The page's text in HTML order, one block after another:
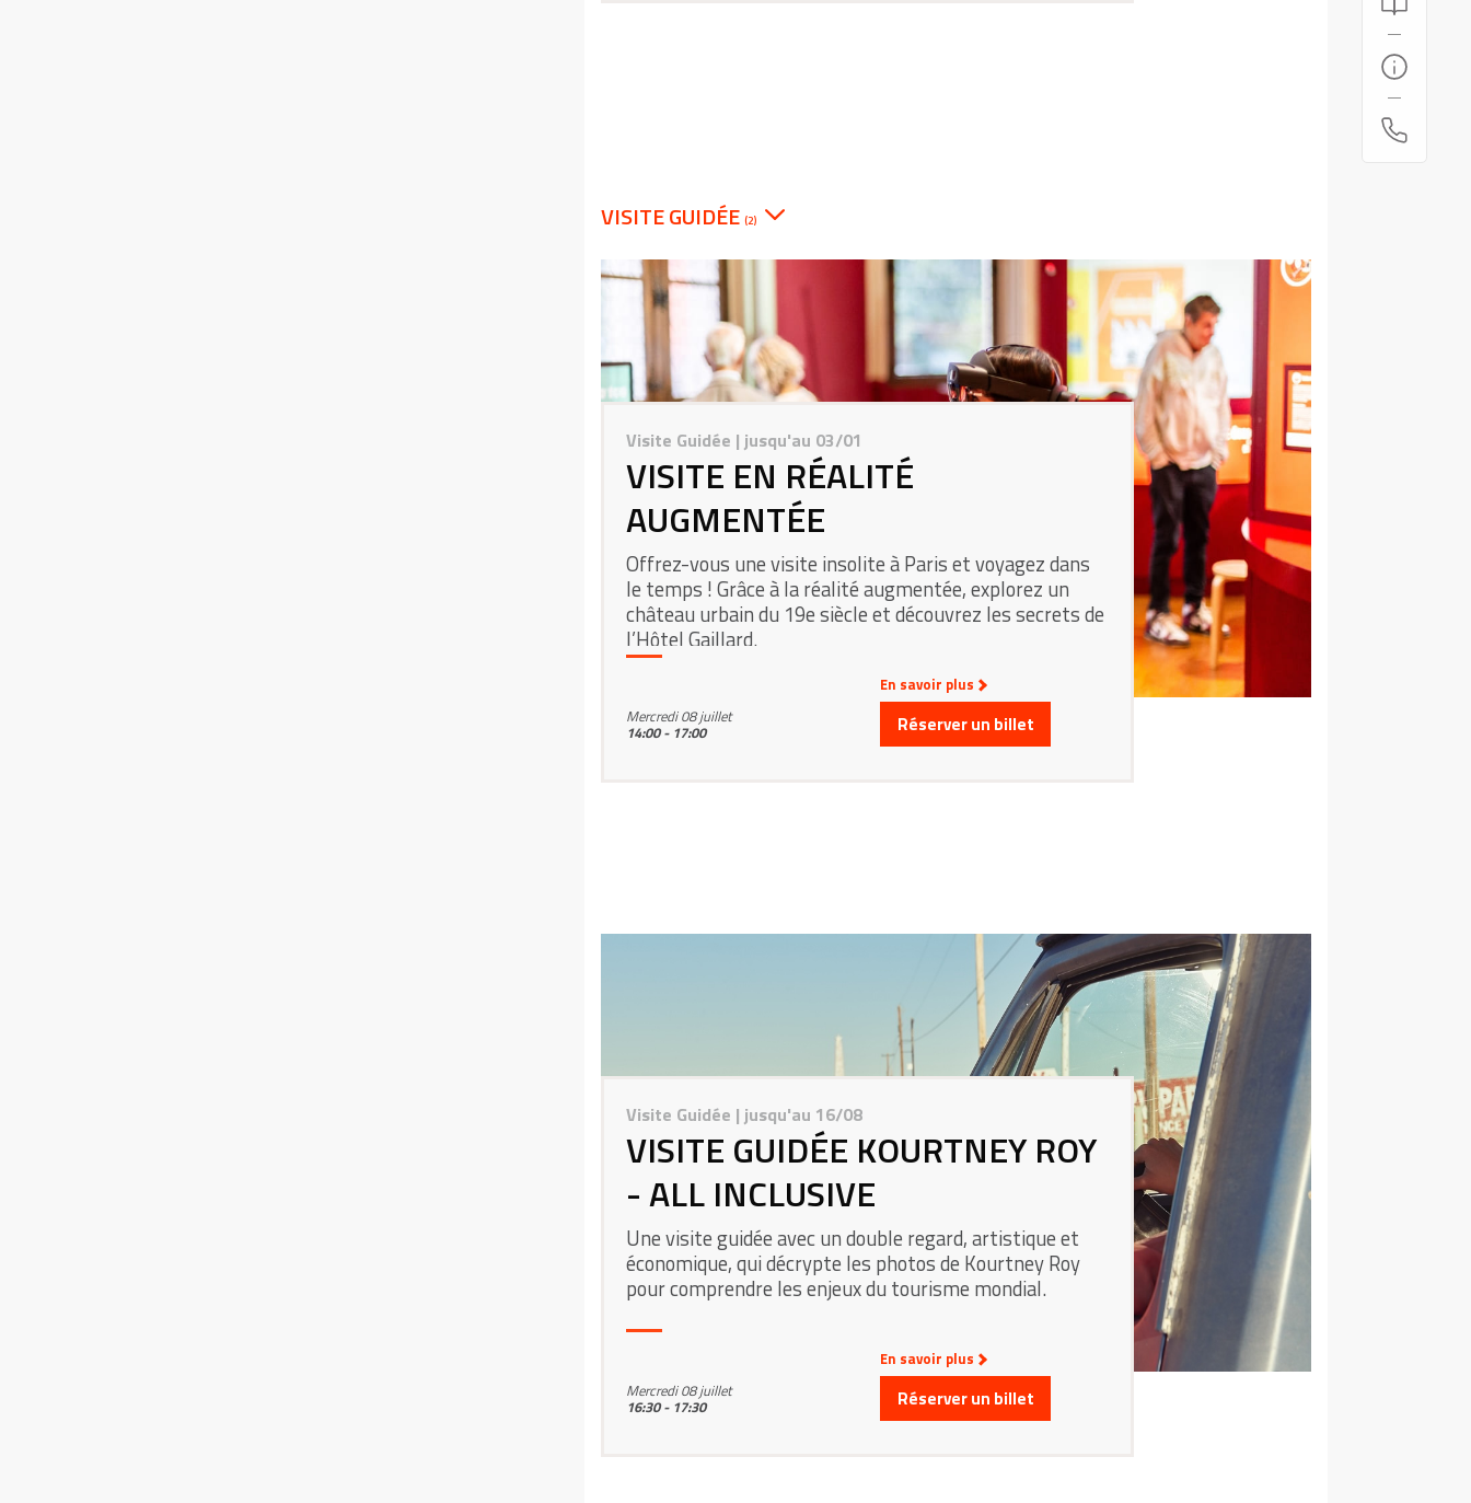
VISITE GUIDÉE(2)
Visite Guidée | jusqu'au 03/01
VISITE EN RÉALITÉ
AUGMENTÉE
Offrez-vous une visite insolite à Paris et voyagez dans
le temps ! Grâce à la réalité augmentée, explorez un
château urbain du 19e siècle et découvrez les secrets de
l’Hôtel Gaillard.
Mercredi 08 juillet
14:00 - 17:00
En savoir plus
Réserver un billet
Visite Guidée | jusqu'au 16/08
VISITE GUIDÉE KOURTNEY ROY
- ALL INCLUSIVE
Une visite guidée avec un double regard, artistique et
économique, qui décrypte les photos de Kourtney Roy
pour comprendre les enjeux du tourisme mondial.
Mercredi 08 juillet
16:30 - 17:30
En savoir plus
Réserver un billet